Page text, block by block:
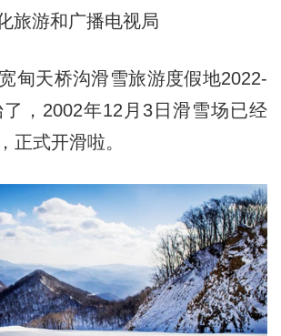
旅游和广播电视局
天桥沟滑雪旅游度假地2022-
，2002年12月3日滑雪场已经
正式开滑啦。